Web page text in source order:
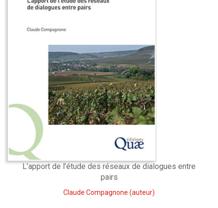
L’apport de l’étude des réseaux de dialogues entre
pairs
Claude Compagnone (auteur)